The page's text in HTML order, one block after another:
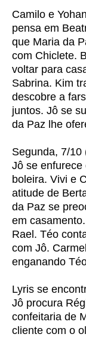
Camilo e
pensa em
que Maria da
com Chiclete.
voltar para
Sabrina. Kim
descobre a
juntos. Jô se
da Paz lhe
Segunda, 7/10
Jô se enfurece
boleira. Vivi e
atitude de
da Paz se
em
Rael. Téo
com Jô.
enganando
Lyris se
Jô procura
confeitaria de
cliente com o